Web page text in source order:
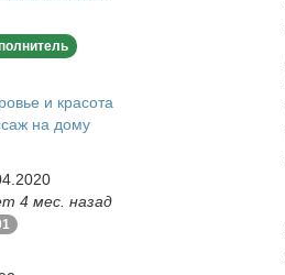
и красота
на дому
4 мес. назад